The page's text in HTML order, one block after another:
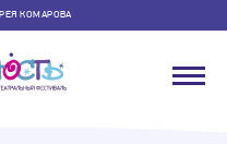
КОМАРОВА